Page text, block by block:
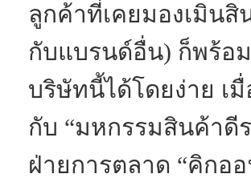
ลูกค้าที่เคยมองเมินสิ
กับแบรนด์อื่น) ก็พร้อ
บริษัทนี้ได้โดยง่าย เ
กับ “มหกรรมสินค้าดี
ฝ่ายการตลาด “คิกอ